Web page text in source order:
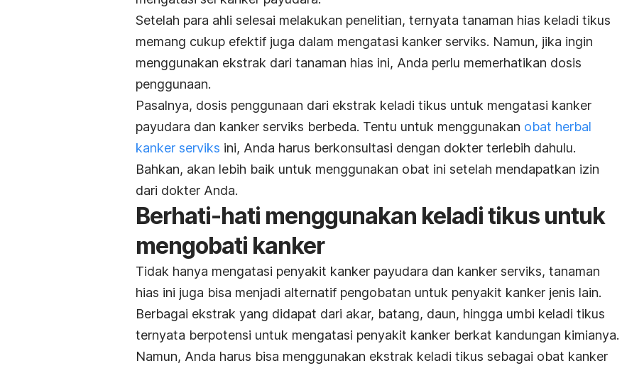
Setelah para ahli selesai melakukan penelitian, ternyata tanaman hias keladi tikus
memang cukup efektif juga dalam mengatasi kanker serviks. Namun, jika ingin
menggunakan ekstrak dari tanaman hias ini, Anda perlu memerhatikan dosis
penggunaan.
Pasalnya, dosis penggunaan dari ekstrak keladi tikus untuk mengatasi kanker
payudara dan kanker serviks berbeda. Tentu untuk menggunakan obat herbal
kanker serviks ini, Anda harus berkonsultasi dengan dokter terlebih dahulu.
Bahkan, akan lebih baik untuk menggunakan obat ini setelah mendapatkan izin
dari dokter Anda.
Berhati-hati menggunakan keladi tikus untuk
mengobati kanker
Tidak hanya mengatasi penyakit kanker payudara dan kanker serviks, tanaman
hias ini juga bisa menjadi alternatif pengobatan untuk penyakit kanker jenis lain.
Berbagai ekstrak yang didapat dari akar, batang, daun, hingga umbi keladi tikus
ternyata berpotensi untuk mengatasi penyakit kanker berkat kandungan kimianya.
Namun, Anda harus bisa menggunakan ekstrak keladi tikus sebagai obat kanker